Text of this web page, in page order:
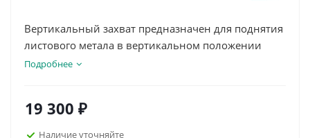
Вертикальный захват предназначен для поднятия
листового метала в вертикальном положении
Подробнее
19 300 ₽
Наличие уточняйте